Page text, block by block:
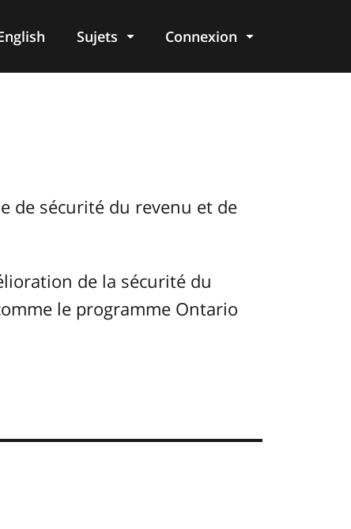
Sujets Connexion
de sécurité du revenu et de
de la sécurité du
le programme Ontario